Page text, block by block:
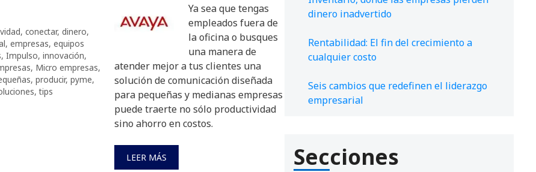
, conectar, dinero,
, empresas, equipos
, Impulso, innovación,
, Micro empresas,
, producir, pyme,
,tips
Ya sea que tengas
empleados fuera de
la oficina o busques
una manera de
atender mejor a tus clientes una
solución de comunicación diseñada
para pequeñas y medianas empresas
puede traerte no sólo productividad
sino ahorro en costos.
LEER MÁS
dinero inadvertido
Rentabilidad: El fin del crecimiento a
cualquier costo
Seis cambios que redefinen el liderazgo
empresarial
Secciones